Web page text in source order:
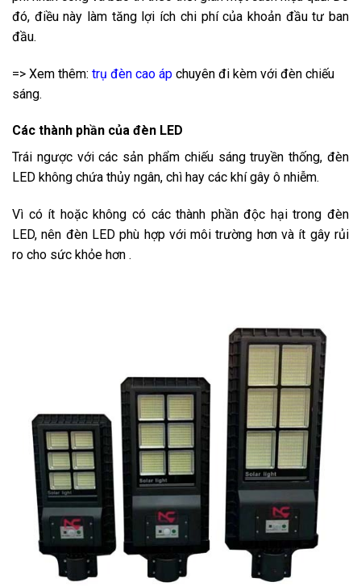
đó, điều này làm tăng lợi ích chi phí của khoản đầu tư ban
đầu.
=> Xem thêm: trụ đèn cao áp chuyên đi kèm với đèn chiếu
sáng.
Các thành phần của đèn LED
Trái ngược với các sản phẩm chiếu sáng truyền thống, đèn
LED không chứa thủy ngân, chì hay các khí gây ô nhiễm.
Vì có ít hoặc không có các thành phần độc hại trong đèn
LED, nên đèn LED phù hợp với môi trường hơn và ít gây rủi
ro cho sức khỏe hơn .